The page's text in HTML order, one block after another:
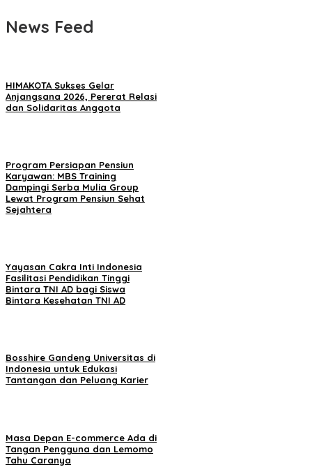
News Feed
HIMAKOTA Sukses Gelar
Anjangsana 2026, Pererat Relasi
dan Solidaritas Anggota
Program Persiapan Pensiun
Karyawan: MBS Training
Dampingi Serba Mulia Group
Lewat Program Pensiun Sehat
Sejahtera
Yayasan Cakra Inti Indonesia
Fasilitasi Pendidikan Tinggi
Bintara TNI AD bagi Siswa
Bintara Kesehatan TNI AD
Bosshire Gandeng Universitas di
Indonesia untuk Edukasi
Tantangan dan Peluang Karier
Masa Depan E-commerce Ada di
Tangan Pengguna dan Lemomo
Tahu Caranya